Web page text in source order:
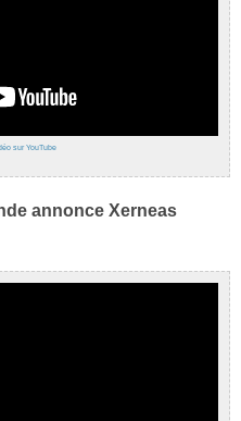
sur YouTube
annonce Xerneas